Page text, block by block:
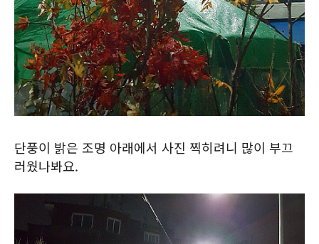
단풍이 밝은 조명 아래에서 사진 찍히려니 많이 부끄
러웠나봐요.